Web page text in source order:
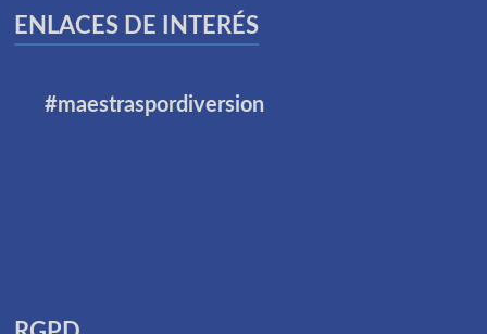
ENLACES DE INTERÉS
#maestraspordiversion